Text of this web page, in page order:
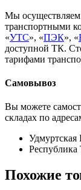
Мы осуществляем
транспортными
«УТС», «ПЭК», «
доступной ТК.
тарифами
Самовывоз
Вы можете
складах по
Удмуртская
Республика
Похожие